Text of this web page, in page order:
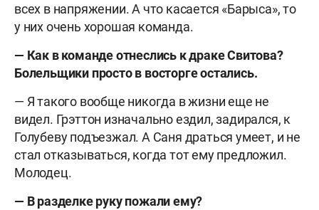
всех в напряжении. А что касается «Барыса», то
у них очень хорошая команда.
— Как в команде отнеслись к драке Свитова?
Болельщики просто в восторге остались.
— Я такого вообще никогда в жизни еще не
видел. Грэттон изначально ездил, задирался, к
Голубеву подъезжал. А Саня драться умеет, и не
стал отказываться, когда тот ему предложил.
Молодец.
— В разделке руку пожали ему?